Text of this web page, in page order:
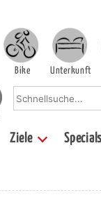
Bike Unterkunft
Ziele